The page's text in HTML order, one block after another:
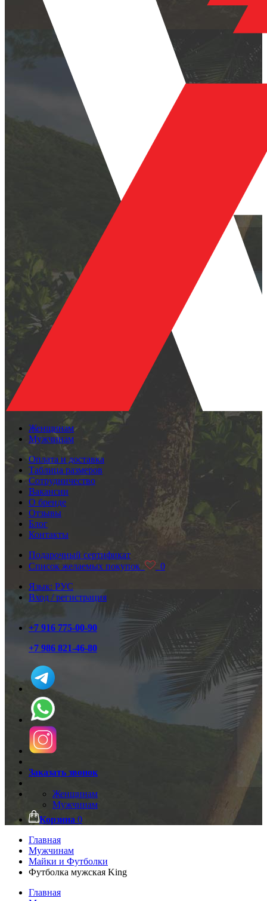
Женщинам
Мужчинам
Оплата и доставка
Таблица размеров
Сотрудничество
Вакансии
О бренде
Отзывы
Блог
Контакты
Подарочный сертификат
Список желаемых покупок
0
Язык: РУС
Вход / регистрация
+7 916 775-00-90
+7 986 821-46-80
Заказать звонок
Женщинам
Мужчинам
Корзина 0
Главная
Мужчинам
Майки и Футболки
Футболка мужская King
Главная